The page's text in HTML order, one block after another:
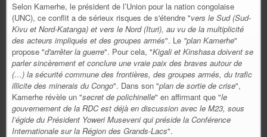
Selon Kamerhe, le président de l’Union pour la nation congolaise
(UNC), ce conflit a de sérieux risques de s'étendre "vers le Sud (Sud-
Kivu et Nord-Katanga) et vers le Nord (Ituri), au vu de la multiplicité
des acteurs impliqués et des groupes armés". Le "plan Kamerhe"
propose "d'arrêter la guerre". Pour cela, "Kigali et Kinshasa doivent se
parler sincèrement et conclure une vraie paix des braves autour de
(…) la sécurité commune des frontières, des groupes armés, du trafic
illicite des minerais du Congo". Dans son "plan de sortie de crise",
Kamerhe révèle un "secret de polichinelle" en affirmant que "le
gouvernement de la RDC est déjà en discussion avec le M23, sous
l’égide du Président Yoweri Museveni qui préside la Conférence
Internationale sur la Région des Grands-Lacs".